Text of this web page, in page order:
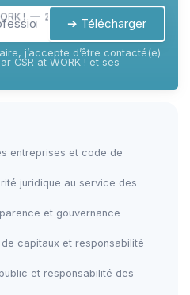
! — 2026 ➔ Télécharger
j’accepte d’être contacté(e)
CSR at WORK ! et ses
entreprises et code de
juridique au service des
et gouvernance
capitaux et responsabilité
et responsabilité des